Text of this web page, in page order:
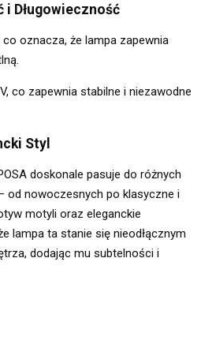
i Długowieczność
co oznacza, że lampa zapewnia
co zapewnia stabilne i niezawodne
Styl
doskonale pasuje do różnych
od nowoczesnych po klasyczne i
motyli oraz eleganckie
lampa ta stanie się nieodłącznym
dodając mu subtelności i